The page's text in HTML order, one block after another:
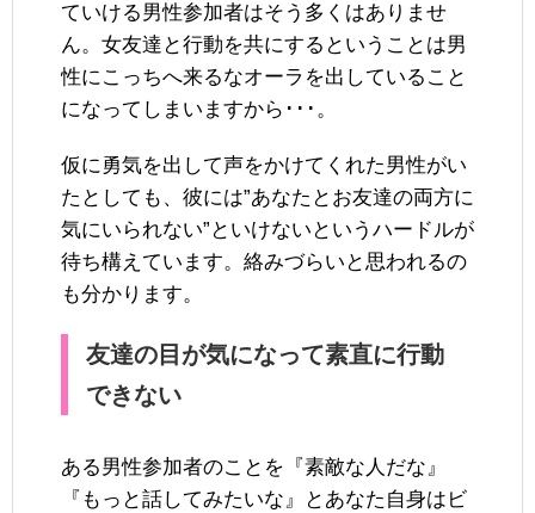
ていける男性参加者はそう多くはありませ
ん。女友達と行動を共にするということは男
性にこっちへ来るなオーラを出していること
になってしまいますから･･･。
仮に勇気を出して声をかけてくれた男性がい
たとしても、彼には”あなたとお友達の両方に
気にいられない”といけないというハードルが
待ち構えています。絡みづらいと思われるの
も分かります。
友達の目が気になって素直に行動
できない
ある男性参加者のことを『素敵な人だな』
『もっと話してみたいな』とあなた自身はビ